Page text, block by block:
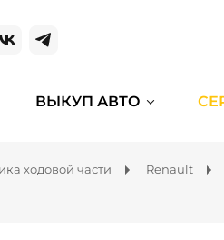
ВЫКУП АВТО
ходовой части Renault